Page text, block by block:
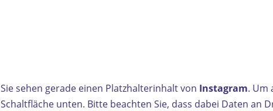
Sie sehen gerade einen Platzhalterinhalt von Instagram. Um
Schaltfläche unten. Bitte beachten Sie, dass dabei Daten an